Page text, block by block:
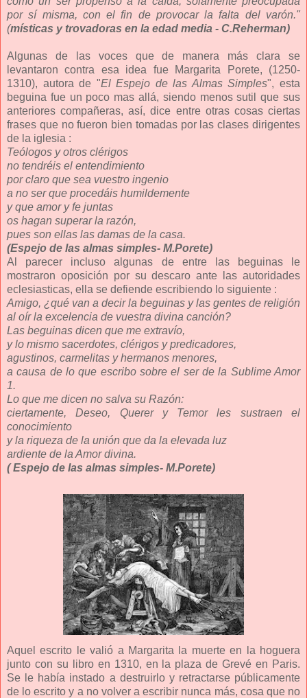
por sí misma, con el fin de provocar la falta del varón."
(místicas y trovadoras en la edad media - C.Reherman)
Algunas de las voces que de manera más clara se
levantaron contra esa idea fue Margarita Porete, (1250-
1310), autora de "El Espejo de las Almas Simples", esta
beguina fue un poco mas allá, siendo menos sutil que sus
anteriores compañeras, así, dice entre otras cosas ciertas
frases que no fueron bien tomadas por las clases dirigentes
de la iglesia :
Teólogos y otros clérigos
no tendréis el entendimiento
por claro que sea vuestro ingenio
a no ser que procedáis humildemente
y que amor y fe juntas
os hagan superar la razón,
pues son ellas las damas de la casa.
(Espejo de las almas simples- M.Porete)
Al parecer incluso algunas de entre las beguinas le
mostraron oposición por su descaro ante las autoridades
eclesiasticas, ella se defiende escribiendo lo siguiente :
Amigo, ¿qué van a decir la beguinas y las gentes de religión
al oír la excelencia de vuestra divina canción?
Las beguinas dicen que me extravío,
y lo mismo sacerdotes, clérigos y predicadores,
agustinos, carmelitas y hermanos menores,
a causa de lo que escribo sobre el ser de la Sublime Amor
1.
Lo que me dicen no salva su Razón:
ciertamente, Deseo, Querer y Temor les sustraen el
conocimiento
y la riqueza de la unión que da la elevada luz
ardiente de la Amor divina.
( Espejo de las almas simples- M.Porete)
Aquel escrito le valió a Margarita la muerte en la hoguera
junto con su libro en 1310, en la plaza de Grevé en Paris.
Se le había instado a destruirlo y retractarse públicamente
de lo escrito y a no volver a escribir nunca más, cosa que no